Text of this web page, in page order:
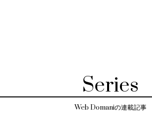
Series
Web Domaniの連載記事